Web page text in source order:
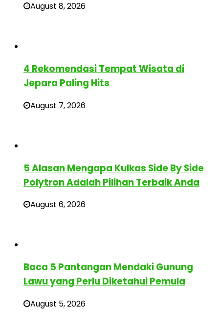
August 8, 2026
4 Rekomendasi Tempat Wisata di
Jepara Paling Hits
August 7, 2026
5 Alasan Mengapa Kulkas Side By Side
Polytron Adalah Pilihan Terbaik Anda
August 6, 2026
Baca 5 Pantangan Mendaki Gunung
Lawu yang Perlu Diketahui Pemula
August 5, 2026